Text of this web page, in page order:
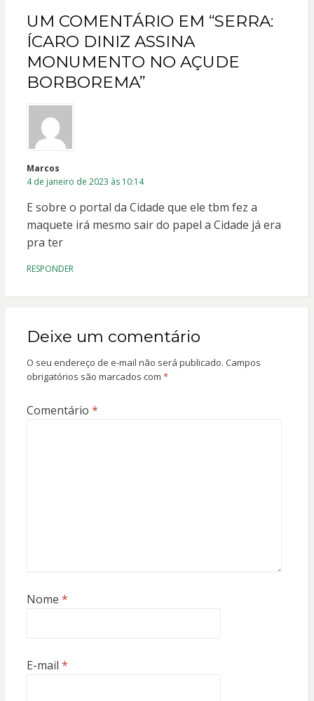
UM COMENTÁRIO EM “SERRA:
ÍCARO DINIZ ASSINA
MONUMENTO NO AÇUDE
BORBOREMA”
Marcos
4 de janeiro de 2023 às 10:14
E sobre o portal da Cidade que ele tbm fez a
maquete irá mesmo sair do papel a Cidade já era
pra ter
RESPONDER
Deixe um comentário
O seu endereço de e-mail não será publicado. Campos
obrigatórios são marcados com *
Comentário *
Nome *
E-mail *